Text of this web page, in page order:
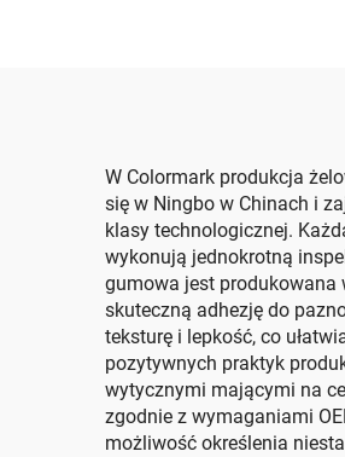
W Colormark produkcja
się w Ningbo w Chinach i
klasy technologicznej.
wykonują jednokrotną
gumowa jest produkowana
skuteczną adhezję do
teksturę i lepkość, co
pozytywnych praktyk
wytycznymi mającymi na
zgodnie z wymaganiami
możliwość określenia